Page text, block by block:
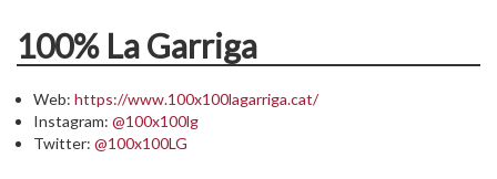
100% La Garriga
Web: https://www.100x100lagarriga.cat/
Instagram: @100x100lg
Twitter: @100x100LG